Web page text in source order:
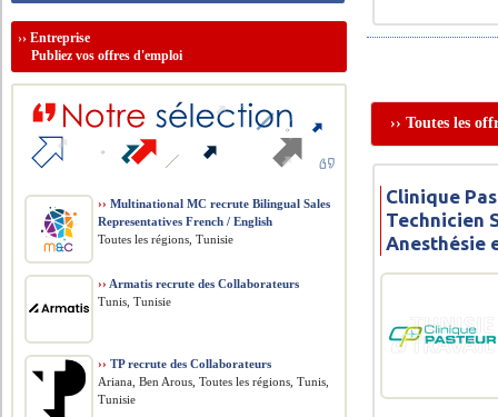
›› Toutes les
Clinique
Technicien
Anesthésie
››Entreprise
Publiez vos offres d'emploi
›› Multinational MC recrute Bilingual Sales
Representatives French / English
Toutes les régions, Tunisie
›› Armatis recrute des Collaborateurs
Tunis, Tunisie
›› TP recrute des Collaborateurs
Ariana, Ben Arous, Toutes les régions, Tunis,
Tunisie